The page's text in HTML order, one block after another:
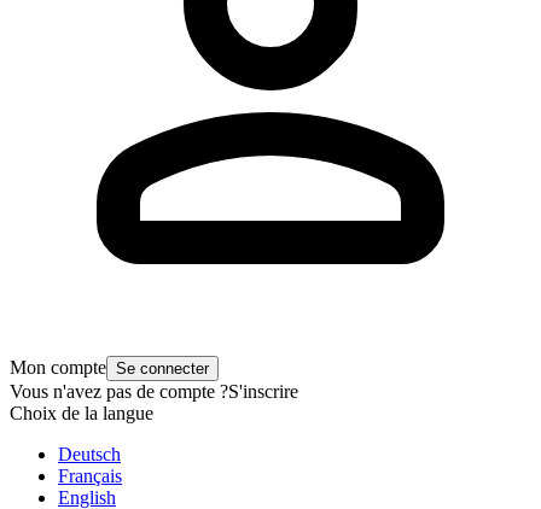
Mon compte Se connecter
Vous n'avez pas de compte ?S'inscrire
Choix de la langue
Deutsch
Français
English